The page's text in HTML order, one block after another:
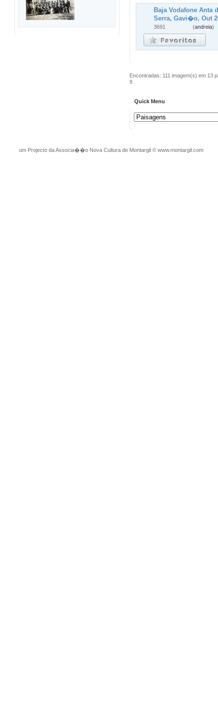
Baja Vodafone Anta
Serra, Gavi�o, Out
3691 (andreia)
Encontradas: 111 imagem(s) em 13
9.
Quick Menu
um Projecto da Associa��o Nova Cultura de Montargil©www.montargil.com